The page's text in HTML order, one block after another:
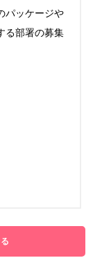
パッケージや
る部署の募集